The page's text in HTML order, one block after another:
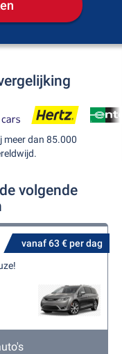
meer dan 85.000
volgende
vanaf 63 € per dag